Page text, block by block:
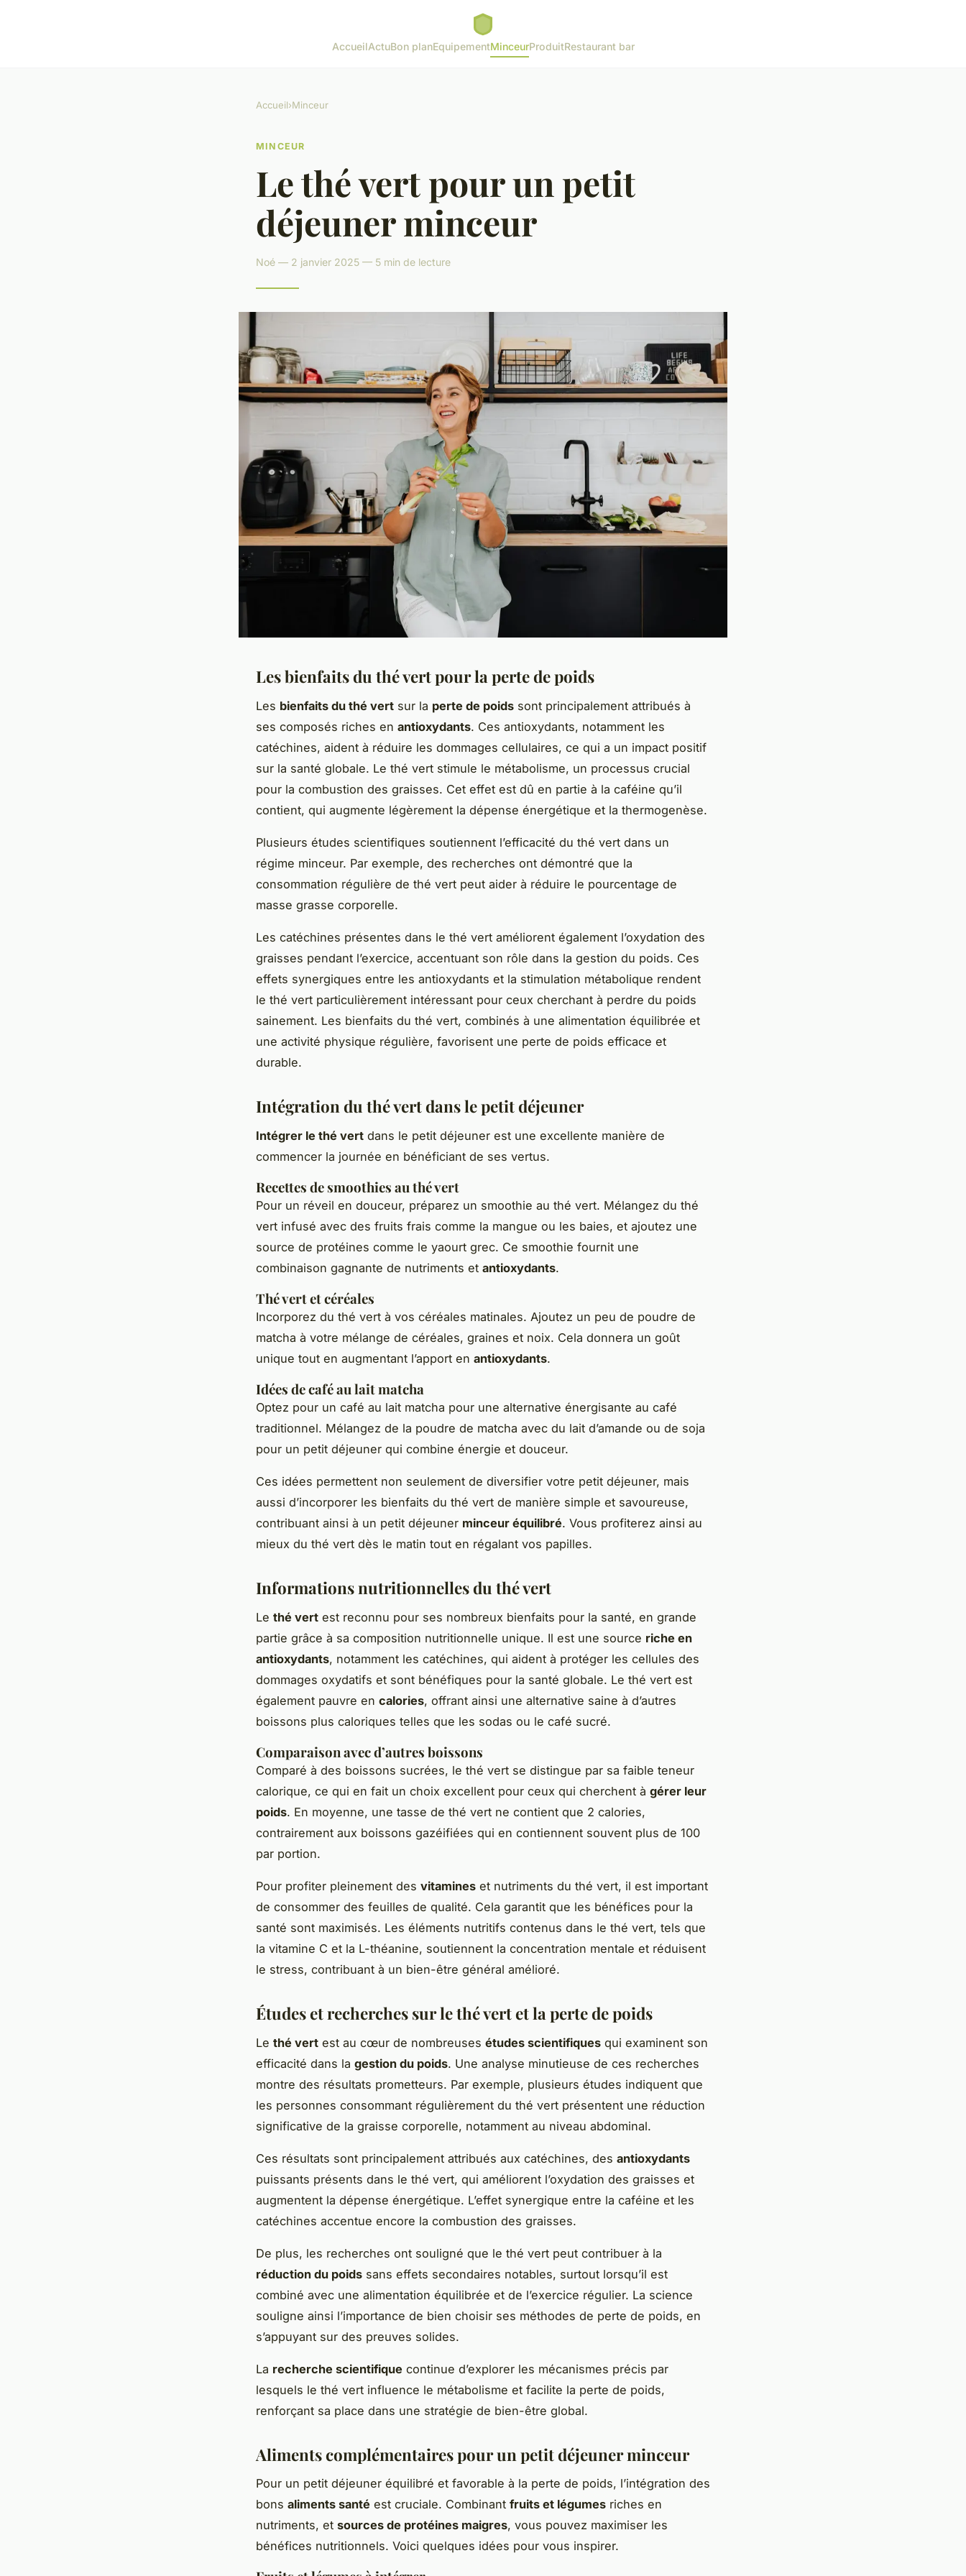
AccueilActuBon planEquipementMinceurProduitRestaurant bar
Accueil›Minceur
MINCEUR
Le thé vert pour un petit
déjeuner minceur
Noé — 2 janvier 2025 — 5 min de lecture
Les bienfaits du thé vert pour la perte de poids
Les bienfaits du thé vert sur la perte de poids sont principalement attribués à
ses composés riches en antioxydants. Ces antioxydants, notamment les
catéchines, aident à réduire les dommages cellulaires, ce qui a un impact positif
sur la santé globale. Le thé vert stimule le métabolisme, un processus crucial
pour la combustion des graisses. Cet effet est dû en partie à la caféine qu’il
contient, qui augmente légèrement la dépense énergétique et la thermogenèse.
Plusieurs études scientifiques soutiennent l’efficacité du thé vert dans un
régime minceur. Par exemple, des recherches ont démontré que la
consommation régulière de thé vert peut aider à réduire le pourcentage de
masse grasse corporelle.
Les catéchines présentes dans le thé vert améliorent également l’oxydation des
graisses pendant l’exercice, accentuant son rôle dans la gestion du poids. Ces
effets synergiques entre les antioxydants et la stimulation métabolique rendent
le thé vert particulièrement intéressant pour ceux cherchant à perdre du poids
sainement. Les bienfaits du thé vert, combinés à une alimentation équilibrée et
une activité physique régulière, favorisent une perte de poids efficace et
durable.
Intégration du thé vert dans le petit déjeuner
Intégrer le thé vert dans le petit déjeuner est une excellente manière de
commencer la journée en bénéficiant de ses vertus.
Recettes de smoothies au thé vert
Pour un réveil en douceur, préparez un smoothie au thé vert. Mélangez du thé
vert infusé avec des fruits frais comme la mangue ou les baies, et ajoutez une
source de protéines comme le yaourt grec. Ce smoothie fournit une
combinaison gagnante de nutriments et antioxydants.
Thé vert et céréales
Incorporez du thé vert à vos céréales matinales. Ajoutez un peu de poudre de
matcha à votre mélange de céréales, graines et noix. Cela donnera un goût
unique tout en augmentant l’apport en antioxydants.
Idées de café au lait matcha
Optez pour un café au lait matcha pour une alternative énergisante au café
traditionnel. Mélangez de la poudre de matcha avec du lait d’amande ou de soja
pour un petit déjeuner qui combine énergie et douceur.
Ces idées permettent non seulement de diversifier votre petit déjeuner, mais
aussi d’incorporer les bienfaits du thé vert de manière simple et savoureuse,
contribuant ainsi à un petit déjeuner minceur équilibré. Vous profiterez ainsi au
mieux du thé vert dès le matin tout en régalant vos papilles.
Informations nutritionnelles du thé vert
Le thé vert est reconnu pour ses nombreux bienfaits pour la santé, en grande
partie grâce à sa composition nutritionnelle unique. Il est une source riche en
antioxydants, notamment les catéchines, qui aident à protéger les cellules des
dommages oxydatifs et sont bénéfiques pour la santé globale. Le thé vert est
également pauvre en calories, offrant ainsi une alternative saine à d’autres
boissons plus caloriques telles que les sodas ou le café sucré.
Comparaison avec d’autres boissons
Comparé à des boissons sucrées, le thé vert se distingue par sa faible teneur
calorique, ce qui en fait un choix excellent pour ceux qui cherchent à gérer leur
poids. En moyenne, une tasse de thé vert ne contient que 2 calories,
contrairement aux boissons gazéifiées qui en contiennent souvent plus de 100
par portion.
Pour profiter pleinement des vitamines et nutriments du thé vert, il est important
de consommer des feuilles de qualité. Cela garantit que les bénéfices pour la
santé sont maximisés. Les éléments nutritifs contenus dans le thé vert, tels que
la vitamine C et la L-théanine, soutiennent la concentration mentale et réduisent
le stress, contribuant à un bien-être général amélioré.
Études et recherches sur le thé vert et la perte de poids
Le thé vert est au cœur de nombreuses études scientifiques qui examinent son
efficacité dans la gestion du poids. Une analyse minutieuse de ces recherches
montre des résultats prometteurs. Par exemple, plusieurs études indiquent que
les personnes consommant régulièrement du thé vert présentent une réduction
significative de la graisse corporelle, notamment au niveau abdominal.
Ces résultats sont principalement attribués aux catéchines, des antioxydants
puissants présents dans le thé vert, qui améliorent l’oxydation des graisses et
augmentent la dépense énergétique. L’effet synergique entre la caféine et les
catéchines accentue encore la combustion des graisses.
De plus, les recherches ont souligné que le thé vert peut contribuer à la
réduction du poids sans effets secondaires notables, surtout lorsqu’il est
combiné avec une alimentation équilibrée et de l’exercice régulier. La science
souligne ainsi l’importance de bien choisir ses méthodes de perte de poids, en
s’appuyant sur des preuves solides.
La recherche scientifique continue d’explorer les mécanismes précis par
lesquels le thé vert influence le métabolisme et facilite la perte de poids,
renforçant sa place dans une stratégie de bien-être global.
Aliments complémentaires pour un petit déjeuner minceur
Pour un petit déjeuner équilibré et favorable à la perte de poids, l’intégration des
bons aliments santé est cruciale. Combinant fruits et légumes riches en
nutriments, et sources de protéines maigres, vous pouvez maximiser les
bénéfices nutritionnels. Voici quelques idées pour vous inspirer.